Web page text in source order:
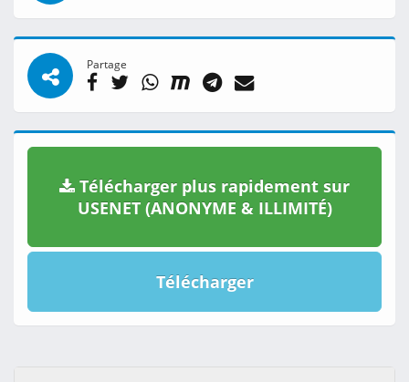
Partage
Télécharger plus rapidement sur
USENET (ANONYME & ILLIMITÉ)
Télécharger